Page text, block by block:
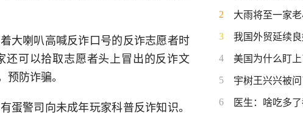
大喇叭高喊反诈口号的反诈志愿者时
可以拾取志愿者头上冒出的反诈文
防诈骗。
蛋警司向未成年玩家科普反诈知识。
2 大雨将至一家
3 我国外贸延续
4 美国为什么盯
5 宇树王兴兴被
6 医生：啥吃多